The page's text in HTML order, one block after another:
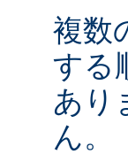
複数
する
あり
ん。